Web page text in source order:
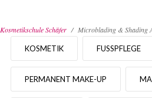
Kosmetikschule Schäfer
Microblading & Shading
KOSMETIK
FUSSPFLEGE
PERMANENT MAKE-UP
Barbara
Kooperationen